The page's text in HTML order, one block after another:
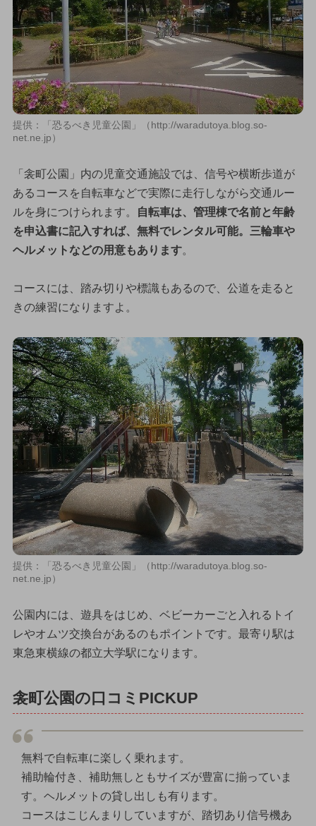
提供：「恐るべき児童公園」（http://waradutoya.blog.so-
net.ne.jp）
「衾町公園」内の児童交通施設では、信号や横断歩道が
あるコースを自転車などで実際に走行しながら交通ルー
ルを身につけられます。
自転車は、管理棟で名前と年齢
を申込書に記入すれば、無料でレンタル可能。三輪車や
ヘルメットなどの用意もあります。
コースには、踏み切りや標識もあるので、公道を走ると
きの練習になりますよ。
提供：「恐るべき児童公園」（http://waradutoya.blog.so-
net.ne.jp）
公園内には、遊具をはじめ、ベビーカーごと入れるトイ
レやオムツ交換台があるのもポイントです。最寄り駅は
東急東横線の都立大学駅になります。
衾町公園の口コミPICKUP
無料で自転車に楽しく乗れます。
補助輪付き、補助無しともサイズが豊富に揃っていま
す。ヘルメットの貸し出しも有ります。
コースはこじんまりしていますが、踏切あり信号機あ